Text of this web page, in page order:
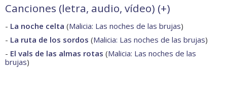
Canciones (letra, audio, vídeo) (+)
- La noche celta (Malicia: Las noches de las brujas)
- La ruta de los sordos (Malicia: Las noches de las brujas)
- El vals de las almas rotas (Malicia: Las noches de las
brujas)